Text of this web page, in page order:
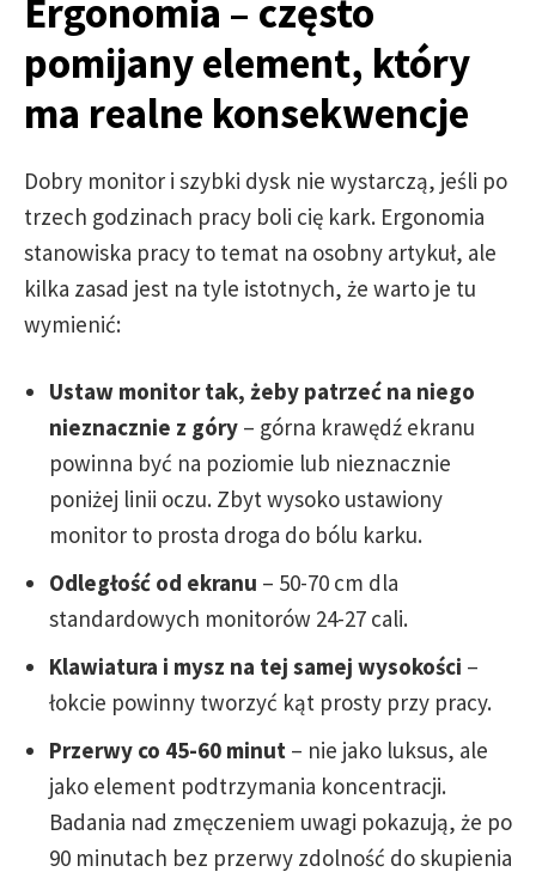
Ergonomia – często
pomijany element, który
ma realne konsekwencje
Dobry monitor i szybki dysk nie wystarczą, jeśli po
trzech godzinach pracy boli cię kark. Ergonomia
stanowiska pracy to temat na osobny artykuł, ale
kilka zasad jest na tyle istotnych, że warto je tu
wymienić:
Ustaw monitor tak, żeby patrzeć na niego
nieznacznie z góry – górna krawędź ekranu
powinna być na poziomie lub nieznacznie
poniżej linii oczu. Zbyt wysoko ustawiony
monitor to prosta droga do bólu karku.
Odległość od ekranu – 50-70 cm dla
standardowych monitorów 24-27 cali.
Klawiatura i mysz na tej samej wysokości –
łokcie powinny tworzyć kąt prosty przy pracy.
Przerwy co 45-60 minut – nie jako luksus, ale
jako element podtrzymania koncentracji.
Badania nad zmęczeniem uwagi pokazują, że po
90 minutach bez przerwy zdolność do skupienia